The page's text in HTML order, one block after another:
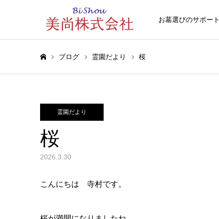
お墓選びのサポート
ブログ 霊園だより 桜
霊園だより
桜
2026.3.30
こんにちは 寺村です。